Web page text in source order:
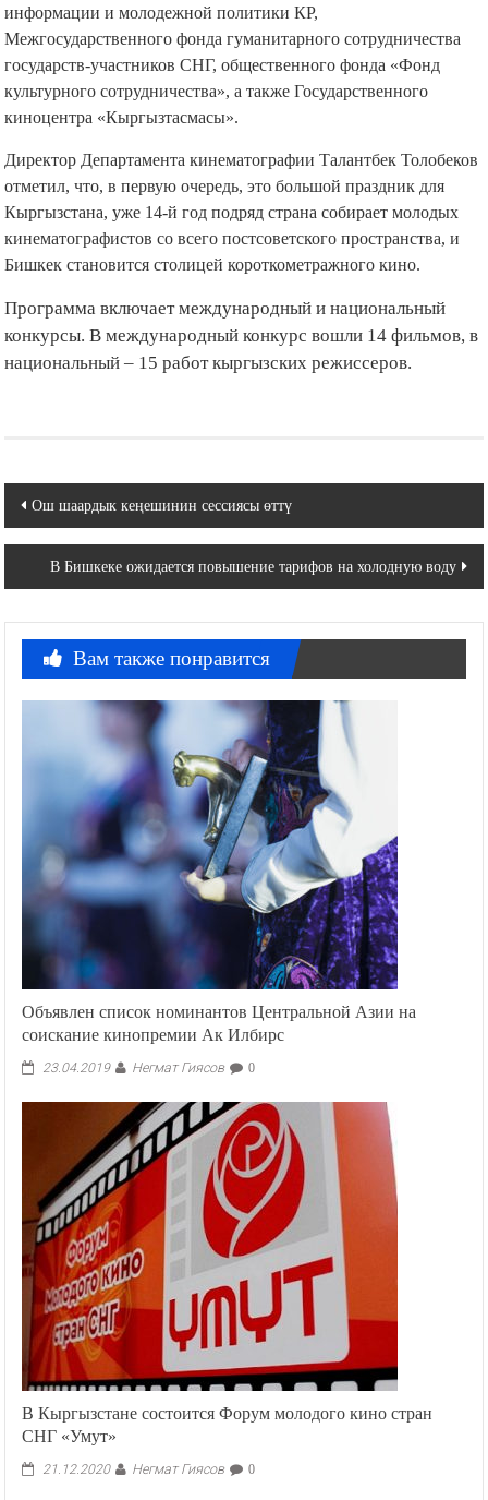
информации и молодежной политики КР,
Межгосударственного фонда гуманитарного сотрудничества
государств-участников СНГ, общественного фонда «Фонд
культурного сотрудничества», а также Государственного
киноцентра «Кыргызтасмасы».
Директор Департамента кинематографии Талантбек Толобеков
отметил, что, в первую очередь, это большой праздник для
Кыргызстана, уже 14-й год подряд страна собирает молодых
кинематографистов со всего постсоветского пространства, и
Бишкек становится столицей короткометражного кино.
Программа включает международный и национальный
конкурсы. В международный конкурс вошли 14 фильмов, в
национальный – 15 работ кыргызских режиссеров.
Навигация
по
записям
Ош шаардык кеңешинин сессиясы өттү
В Бишкеке ожидается повышение тарифов на холодную воду
Вам также понравится
Объявлен список номинантов Центральной Азии на
соискание кинопремии Ак Илбирс
23.04.2019 Негмат Гиясов 0
В Кыргызстане состоится Форум молодого кино стран
СНГ «Умут»
21.12.2020 Негмат Гиясов 0